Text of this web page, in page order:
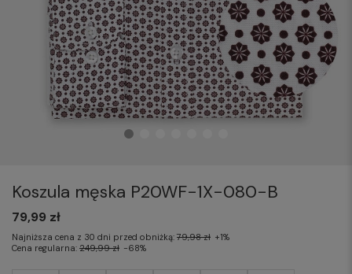
Koszula męska P20WF-1X-080-B
79,99 zł
Najniższa cena z 30 dni przed obniżką: 79,98 zł +1%
Cena regularna: 249,99 zł -68%